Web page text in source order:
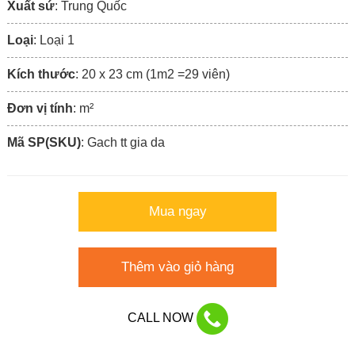
Xuất sứ: Trung Quốc
Loại: Loại 1
Kích thước: 20 x 23 cm (1m2 =29 viên)
Đơn vị tính: m²
Mã SP(SKU): Gach tt gia da
Mua ngay
Thêm vào giỏ hàng
CALL NOW